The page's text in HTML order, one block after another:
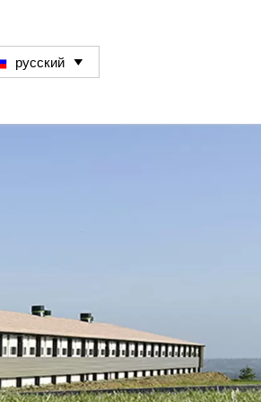
русский 